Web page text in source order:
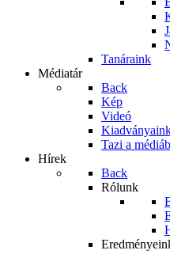
Tanáraink
Médiatár
Back
Kép
Videó
Tazi a
Hírek
Back
Rólunk